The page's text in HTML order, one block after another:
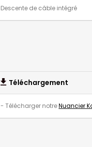
Descente de câble intégré
Téléchargement
- Télécharger notreNuancier